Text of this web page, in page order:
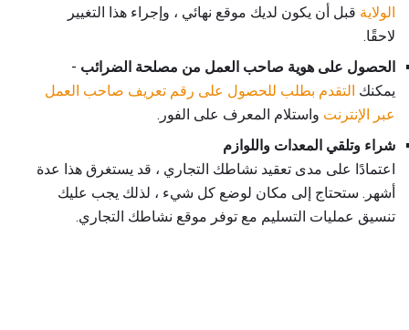
الولاية قبل أن يكون لديك موقع نهائي ، وإجراء هذا التغيير
لاحقًا.
الحصول على هوية صاحب العمل من مصلحة الضرائب -
يمكنك التقدم بطلب للحصول على رقم تعريف صاحب العمل
عبر الإنترنت واستلام المعرف على الفور.
شراء وتلقي المعدات واللوازم
اعتمادًا على مدى تعقيد نشاطك التجاري ، قد يستغرق هذا عدة
أشهر. ستحتاج إلى مكان لوضع كل شيء ، لذلك يجب عليك
تنسيق عمليات التسليم مع توفر موقع نشاطك التجاري.